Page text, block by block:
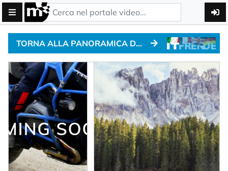
TORNA ALLA PANORAMICA DEI PASSI ALPINI